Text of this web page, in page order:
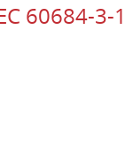
60684-3-